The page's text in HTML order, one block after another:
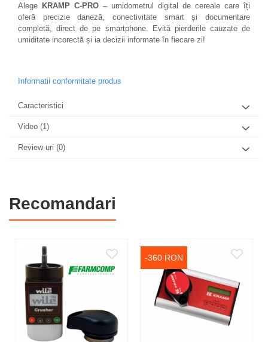
Alege KRAMP C-PRO – umidometrul digital de cereale care îți
oferă precizie daneză, conectivitate smart și documentare
completă, direct de pe smartphone. Evită pierderile cauzate de
umiditate incorectă și ia decizii informate în fiecare zi!
Informatii conformitate produs
Caracteristici
Video (1)
Review-uri (0)
Recomandari
-360 RON